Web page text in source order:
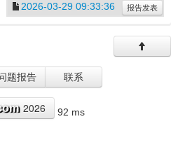
2026-03-29 09:33:36 报告发表
题报告 联系
2026 92 ms